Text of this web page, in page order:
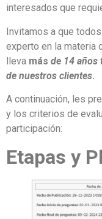
interesados que
Invitamos a que
experto en la materia
lleva más de 14 años
de nuestros clientes.
A continuación, les
y los criterios de
participación:
Etapas y